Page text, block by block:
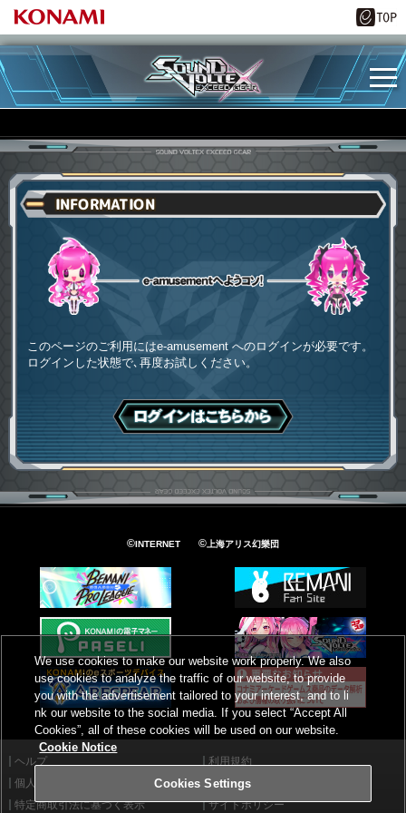
INFORMATION
このページのご利用にはe-amusement へのログインが必要です。
ログインした状態で､再度お試しください。
ログインはこちら
©INTERNET ©上海アリス幻樂団
ヘルプ
利用規約
個人情報等保護方針
外部送信について
特定商取引法に基づく表示
サイトポリシー
We use cookies to make our website work properly. We also
use cookies to analyze the traffic of our website, to provide
you with the advertisement tailored to your interest, and to li
nk our website to the social media. If you select “Accept All
Cookies”, all of these cookies will be used on our website.
Cookie Notice
Cookies Settings